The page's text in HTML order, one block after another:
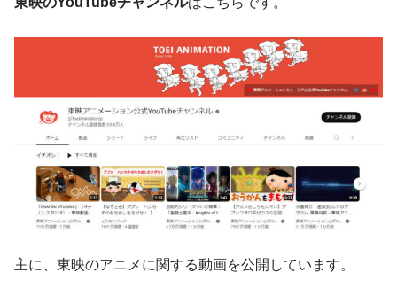
主に、東映のアニメに関する動画を公開しています。